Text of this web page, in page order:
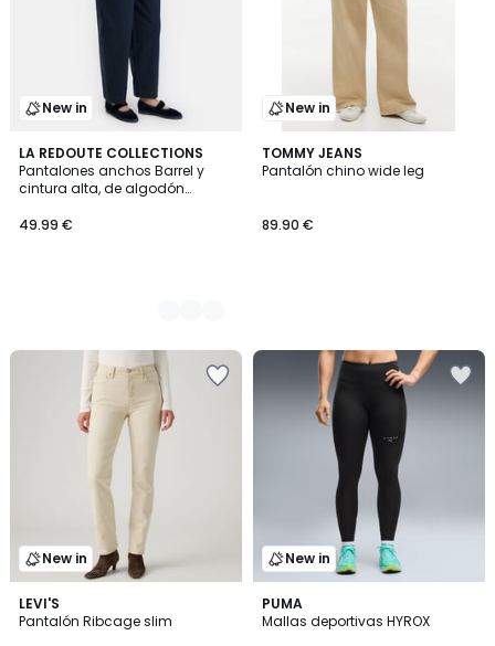
New in
LA REDOUTE COLLECTIONS
Pantalones anchos Barrel y
cintura alta, de algodón
49.99 €
2
Colores
New in
TOMMY JEANS
Pantalón chino wide leg
89.90 €
New in
LEVI'S
Pantalón Ribcage slim
New in
PUMA
Mallas deportivas HYROX